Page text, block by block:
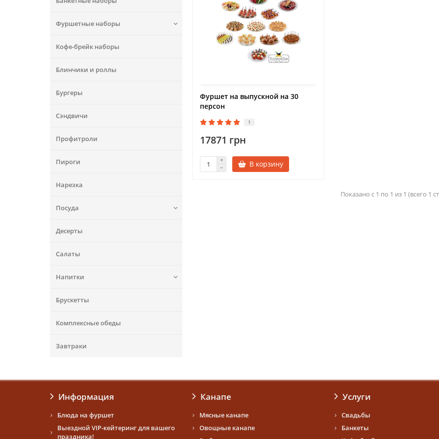
Фуршетные наборы
Кофе-брейк наборы
Блинчики и роллы
Бургеры
Сэндвичи
Профитроли
Пироги
Нарезка
Посуда
Десерты
Салаты
Напитки
Брускетты
Комплексные обеды
Завтраки
Фуршет на выпускной на 30
персон
1
17871 грн
В корзину
Показано с 1 по 1 из 1 (всего 1
Информация
Блюда на фуршет
Выездной VIP-кейтеринг для вашего
праздника!
Канапе
Мясные канапе
Овощные канапе
Услуги
Свадьбы
Банкеты